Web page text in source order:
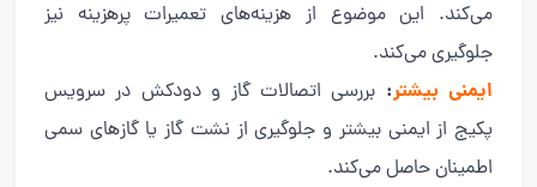
می‌کند. این موضوع از هزینه‌های تعمیرات پرهزینه نیز
جلوگیری می‌کند.
ایمنی بیشتر: بررسی اتصالات گاز و دودکش در سرویس
پکیج از ایمنی بیشتر و جلوگیری از نشت گاز یا گازهای سمی
اطمینان حاصل می‌کند.